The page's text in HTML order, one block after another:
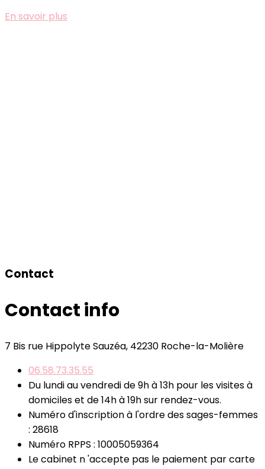
En savoir plus
Contact
Contact info
7 Bis rue Hippolyte Sauzéa, 42230 Roche-la-Molière
06.58.73.35.55
Du lundi au vendredi de 9h à 13h pour les visites à
domiciles et de 14h à 19h sur rendez-vous.
Numéro d'inscription à l'ordre des sages-femmes
: 28618
Numéro RPPS : 10005059364
Le cabinet n 'accepte pas le paiement par carte